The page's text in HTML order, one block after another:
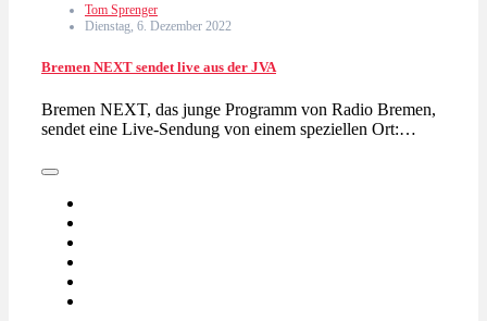
Tom Sprenger
Dienstag, 6. Dezember 2022
Bremen NEXT sendet live aus der JVA
Bremen NEXT, das junge Programm von Radio Bremen,
sendet eine Live-Sendung von einem speziellen Ort:…